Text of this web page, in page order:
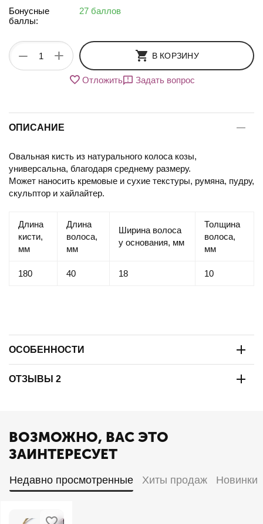
Бонусные
баллы:
27 баллов
+
− В КОРЗИНУ
Отложить Задать вопрос
ОПИСАНИЕ
Овальная кисть из натурального колоса козы,
универсальна, благодаря среднему размеру.
Может наносить кремовые и сухие текстуры, румяна, пудру,
скульптор и хайлайтер.
Длина
кисти,
мм
Длина
волоса,
мм
Ширина волоса
у основания, мм
Толщина
волоса,
мм
180 40 18 10
ОСОБЕННОСТИ
ОТЗЫВЫ 2
ВОЗМОЖНО, ВАС ЭТО
ЗАИНТЕРЕСУЕТ
Недавно просмотренные Хиты продаж Новинки